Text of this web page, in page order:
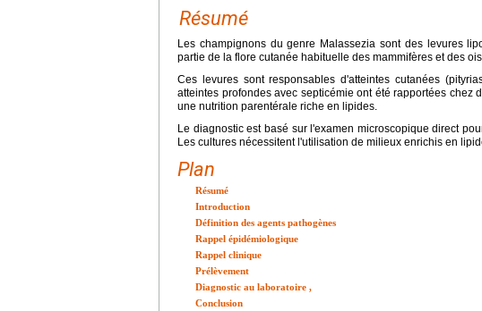
Résumé
Les champignons du genre Malassezia sont des levures
partie de la flore cutanée habituelle des mammifères et des
Ces levures sont responsables d'atteintes cutanées
atteintes profondes avec septicémie ont été rapportées chez
une nutrition parentérale riche en lipides.
Le diagnostic est basé sur l'examen microscopique direct
Les cultures nécessitent l'utilisation de milieux enrichis en
Plan
Résumé
Introduction
Définition des agents pathogènes
Rappel épidémiologique
Rappel clinique
Prélèvement
Diagnostic au laboratoire ,
Conclusion